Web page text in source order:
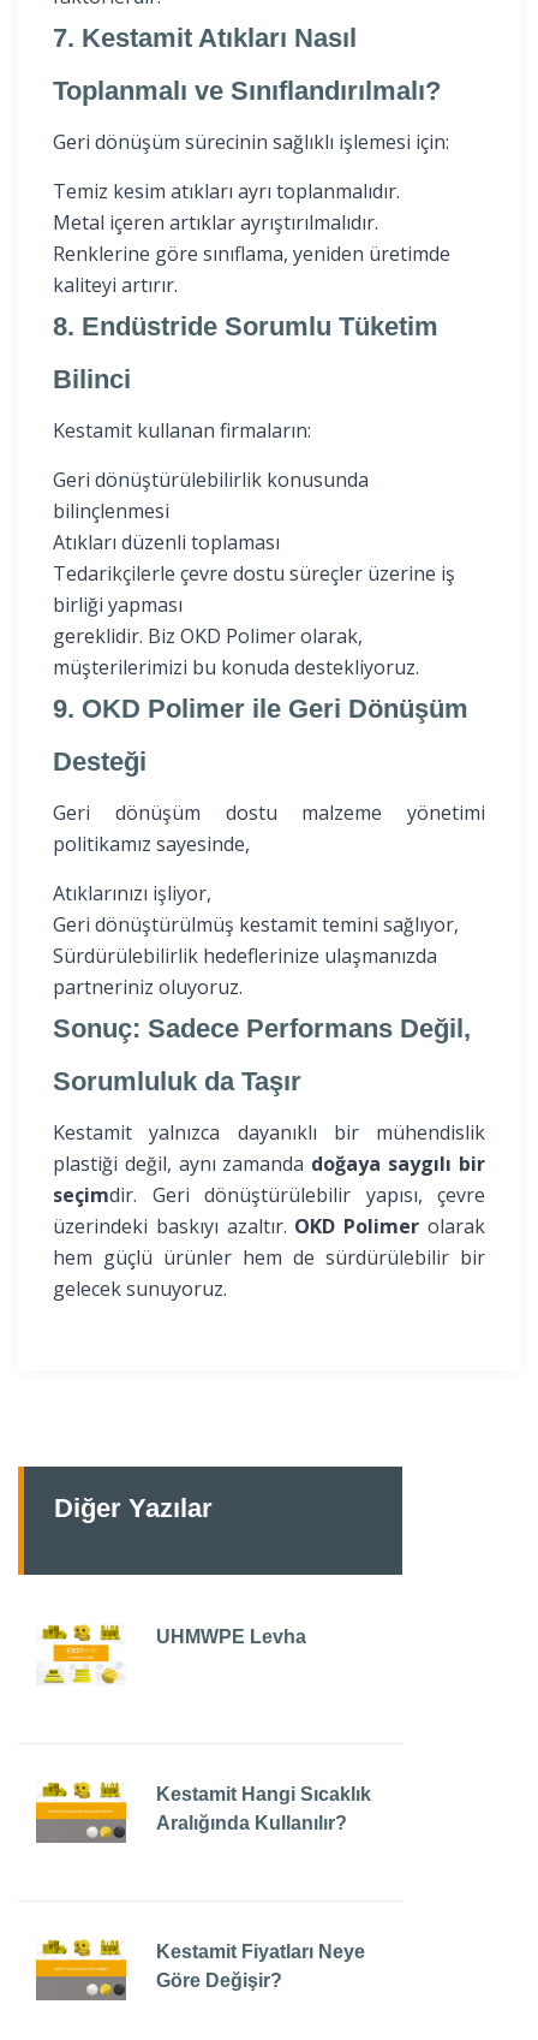
7. Kestamit Atıkları Nasıl
Toplanmalı ve Sınıflandırılmalı?
Geri dönüşüm sürecinin sağlıklı işlemesi için:
Temiz kesim atıkları ayrı toplanmalıdır.
Metal içeren artıklar ayrıştırılmalıdır.
Renklerine göre sınıflama, yeniden üretimde
kaliteyi artırır.
8. Endüstride Sorumlu Tüketim
Bilinci
Kestamit kullanan firmaların:
Geri dönüştürülebilirlik konusunda
bilinçlenmesi
Atıkları düzenli toplaması
Tedarikçilerle çevre dostu süreçler üzerine iş
birliği yapması
gereklidir. Biz OKD Polimer olarak,
müşterilerimizi bu konuda destekliyoruz.
9. OKD Polimer ile Geri Dönüşüm
Desteği
Geri dönüşüm dostu malzeme yönetimi
politikamız sayesinde,
Atıklarınızı işliyor,
Geri dönüştürülmüş kestamit temini sağlıyor,
Sürdürülebilirlik hedeflerinize ulaşmanızda
partneriniz oluyoruz.
Sonuç: Sadece Performans Değil,
Sorumluluk da Taşır
Kestamit yalnızca dayanıklı bir mühendislik
plastiği değil, aynı zamanda doğaya saygılı bir
seçimdir. Geri dönüştürülebilir yapısı, çevre
üzerindeki baskıyı azaltır. OKD Polimer olarak
hem güçlü ürünler hem de sürdürülebilir bir
gelecek sunuyoruz.
Diğer Yazılar
UHMWPE Levha
Kestamit Hangi Sıcaklık
Aralığında Kullanılır?
Kestamit Fiyatları Neye
Göre Değişir?